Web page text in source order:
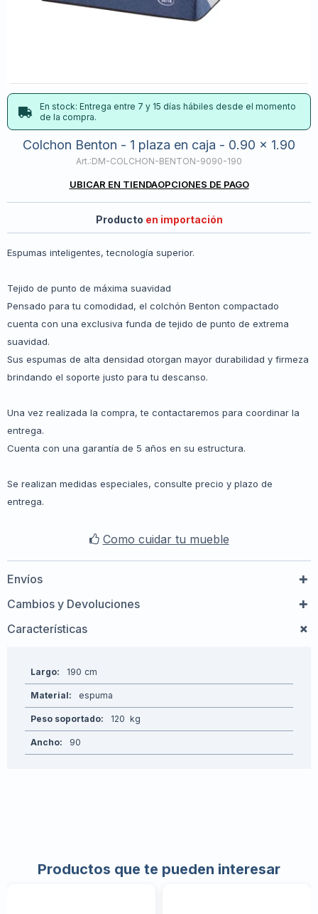
En stock: Entrega entre 7 y 15 días hábiles desde el momento
de la compra.
Colchon Benton - 1 plaza en caja - 0.90 x 1.90
DM-COLCHON-BENTON-9090-190
UBICAR EN TIENDAOPCIONES DE PAGO
Producto en importación
Espumas inteligentes, tecnología superior.
Tejido de punto de máxima suavidad
Pensado para tu comodidad, el colchón Benton compactado
cuenta con una exclusiva funda de tejido de punto de extrema
suavidad.
Sus espumas de alta densidad otorgan mayor durabilidad y firmeza
brindando el soporte justo para tu descanso.
Una vez realizada la compra, te contactaremos para coordinar la
entrega.
Cuenta con una garantía de 5 años en su estructura.
Se realizan medidas especiales, consulte precio y plazo de
entrega.
Como cuidar tu mueble
Envíos
Cambios y Devoluciones
Características
Largo 190
Material espuma
Peso soportado 120
Ancho 90
Productos que te pueden interesar